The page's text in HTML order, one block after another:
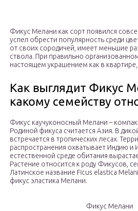
Фикус Мелани как сорт появился
успел обрести популярность среди
от своих сородичей, имеет меньшие
ствола. При правильно
настоящем украшением как в
Как выглядит Фикус
какому семейству
Фикус каучуконосный Мелани –
Родиной фикуса считается Азия. В
встречается в тропических лесах.
распространения охватывает Индию и
естественной среде обитания
Растение относится к роду Фикусов,
Латинское название Ficus elastica
фикус эластика Мелани.
Фикус Мелани